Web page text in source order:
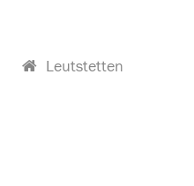
Leutstetten